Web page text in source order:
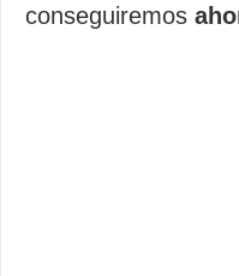
conseguiremos